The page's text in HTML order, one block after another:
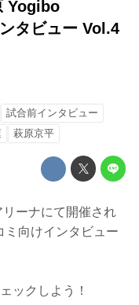
Yogibo
タビュー Vol.4
試合前インタビュー
萩原京平
ーナにて開催され
ミ向けインタビュー
ックしよう！